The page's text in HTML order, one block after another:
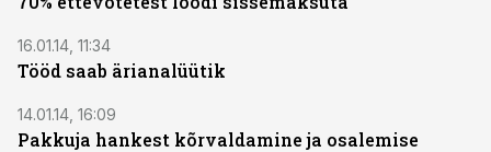
16.01.14, 11:34
Tööd saab ärianalüütik
14.01.14, 16:09
Pakkuja hankest kõrvaldamine ja osalemise